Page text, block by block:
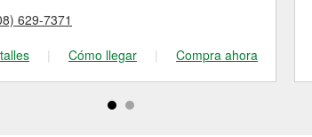
629-7371
| Cómo llegar | Compra ahora